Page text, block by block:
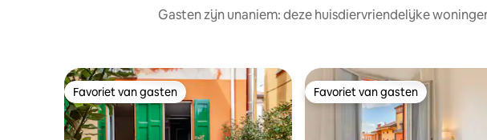
Gasten zijn unaniem: deze huisdiervriendelijke
Favoriet van gasten
Favoriet van gasten Favoriet van gasten
Favoriet van gasten